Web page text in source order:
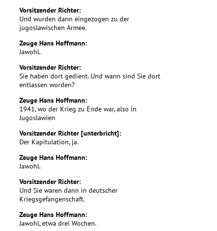
Vorsitzender Richter:
Und wurden dann eingezogen zu der
jugoslawischen Armee.
Zeuge Hans Hoffmann:
Jawohl.
Vorsitzender Richter:
Sie haben dort gedient. Und wann sind Sie dort
entlassen worden?
Zeuge Hans Hoffmann:
1941, wo der Krieg zu Ende war, also in
Jugoslawien
Vorsitzender Richter [unterbricht]:
Der Kapitulation, ja.
Zeuge Hans Hoffmann:
Jawohl.
Vorsitzender Richter:
Und Sie waren dann in deutscher
Kriegsgefangenschaft.
Zeuge Hans Hoffmann:
Jawohl, etwa drei Wochen.